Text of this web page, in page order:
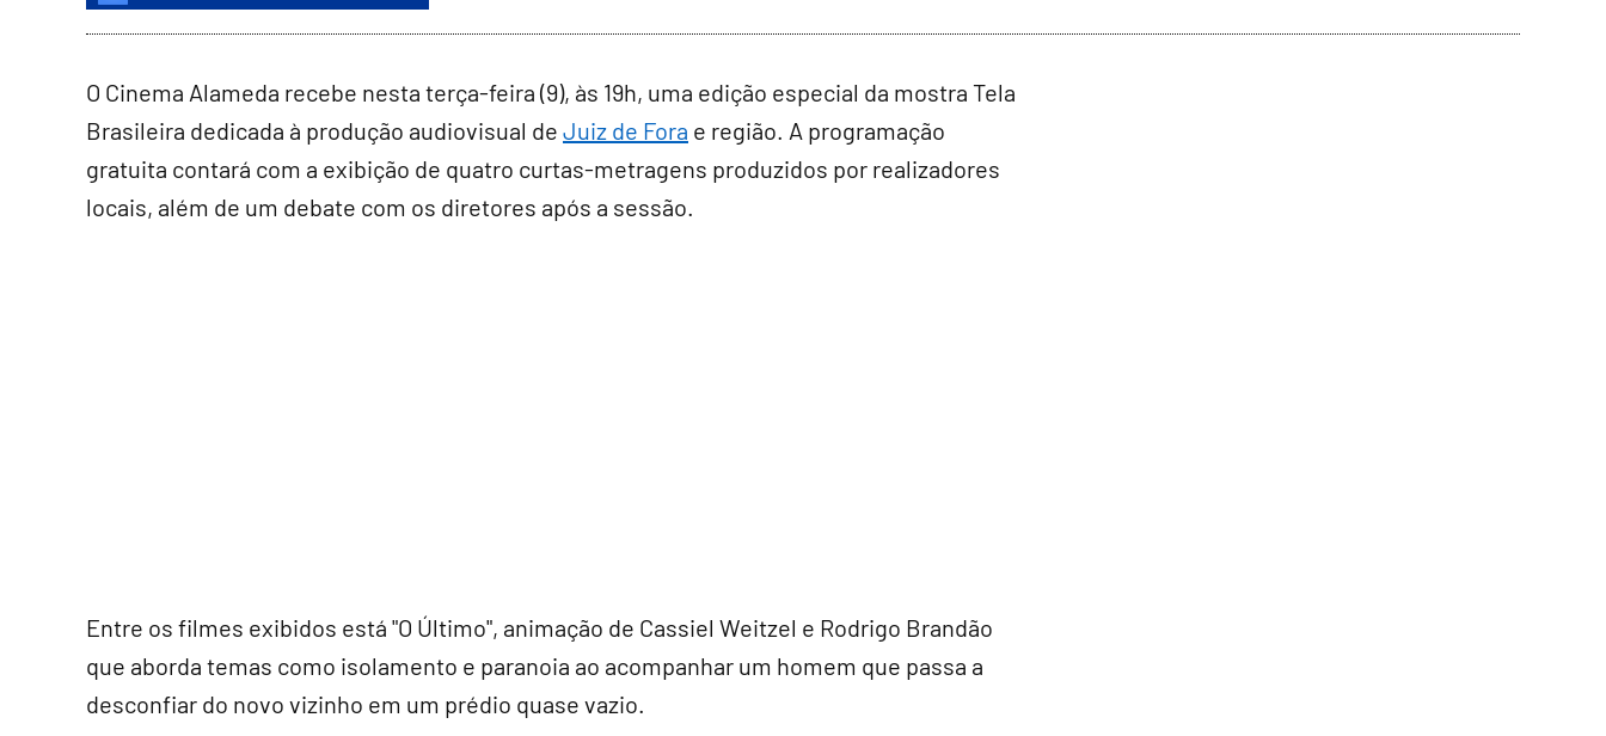
O Cinema Alameda recebe nesta terça-feira (9), às 19h, uma edição especial da mostra Tela
Brasileira dedicada à produção audiovisual de Juiz de Fora e região. A programação
gratuita contará com a exibição de quatro curtas-metragens produzidos por realizadores
locais, além de um debate com os diretores após a sessão.
Entre os filmes exibidos está "O Último", animação de Cassiel Weitzel e Rodrigo Brandão
que aborda temas como isolamento e paranoia ao acompanhar um homem que passa a
desconfiar do novo vizinho em um prédio quase vazio.